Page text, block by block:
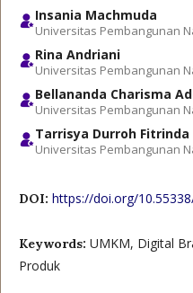
Insania Machmuda
Universitas Pembangunan
Rina Andriani
Universitas Pembangunan
Bellananda Charisma
Universitas Pembangunan
Tarrisya Durroh Fitrinda
Universitas Pembangunan
DOI: https://doi.org/
Keywords: UMKM, Digital
Produk